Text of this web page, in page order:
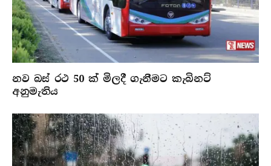
නව බස් රථ 50 ක් මිලදී ගැනීමට කැබිනට්
අනුමැතිය